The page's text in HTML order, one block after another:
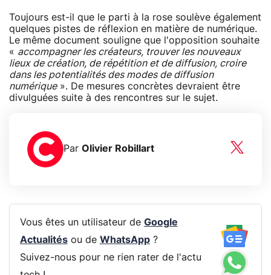
Toujours est-il que le parti à la rose soulève également
quelques pistes de réflexion en matière de numérique.
Le même document souligne que l'opposition souhaite
« accompagner les créateurs, trouver les nouveaux
lieux de création, de répétition et de diffusion, croire
dans les potentialités des modes de diffusion
numérique». De mesures concrètes devraient être
divulguées suite à des rencontres sur le sujet.
Par Olivier Robillart
Vous êtes un utilisateur de Google
Actualitésou de WhatsApp?
Suivez-nous pour ne rien rater de l'actu